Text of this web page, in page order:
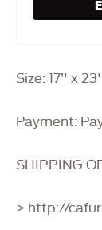
Size: 17’' x
Payment:
SHIPPING
> http://